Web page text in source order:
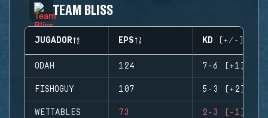
TEAM BLISS
JUGADOR EPS KD (+/-)
ODAH 124 7-6 (+1)
FISHOGUY 107 5-3 (+2)
WETTABLES 73 2-3 (-1)